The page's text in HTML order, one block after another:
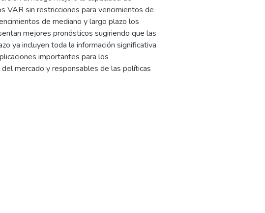
VAR sin restricciones para vencimientos de
de mediano y largo plazo los
mejores pronósticos sugiriendo que las
ya incluyen toda la información significativa
importantes para los
mercado y responsables de las políticas